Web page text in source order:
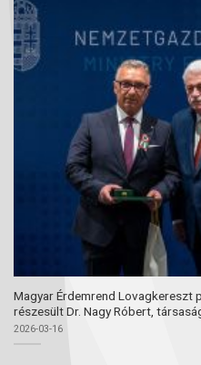
Magyar Érdemrend
részesült Dr. Nagy Róbert,
2026-03-16